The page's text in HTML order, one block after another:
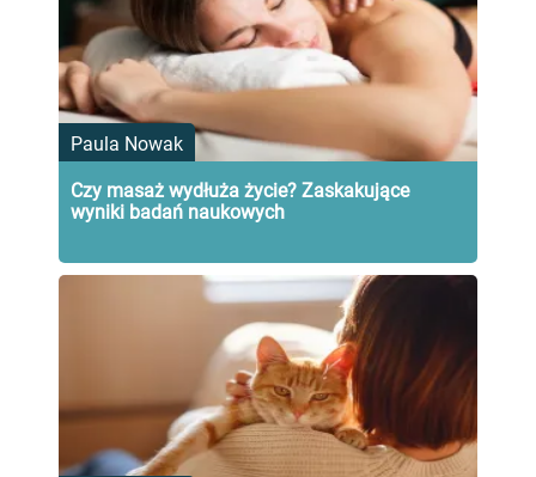
Paula Nowak
Czy masaż wydłuża życie? Zaskakujące
wyniki badań naukowych